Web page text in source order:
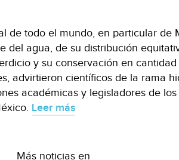
de todo el mundo, en particular de
del agua, de su distribución
y su conservación en
advirtieron científicos de la rama
académicas y legisladores de
Leer más
Más noticias en